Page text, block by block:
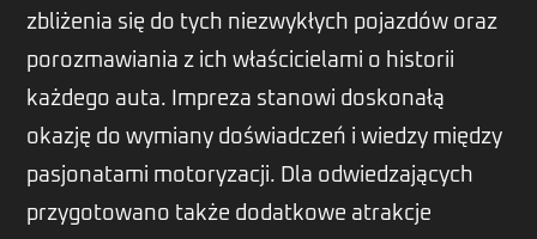
zbliżenia się do tych niezwykłych pojazdów oraz
porozmawiania z ich właścicielami o historii
każdego auta. Impreza stanowi doskonałą
okazję do wymiany doświadczeń i wiedzy między
pasjonatami motoryzacji. Dla odwiedzających
przygotowano także dodatkowe atrakcje